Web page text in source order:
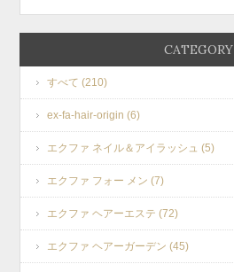
CATEGORY
すべて (210)
ex-fa-hair-origin (6)
エクファ ネイル＆アイラッシュ (5)
エクファ フォー メン (7)
エクファ ヘアーエステ (72)
エクファ ヘアーガーデン (45)